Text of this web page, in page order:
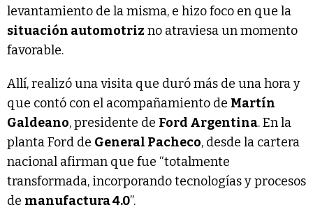
levantamiento de la misma, e hizo foco en que la
situación automotriz no atraviesa un momento
favorable.
Allí, realizó una visita que duró más de una hora y
que contó con el acompañamiento de Martín
Galdeano, presidente de Ford Argentina. En la
planta Ford de General Pacheco, desde la cartera
nacional afirman que fue “totalmente
transformada, incorporando tecnologías y procesos
de manufactura 4.0”.